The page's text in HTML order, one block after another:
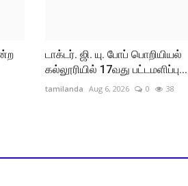
டாக்டர். ஜி. யு. போப் பொறியியல்
கல்லூரியில் 17வது பட்டமளிப்பு...
tamilanda Aug 6, 2026 0 38